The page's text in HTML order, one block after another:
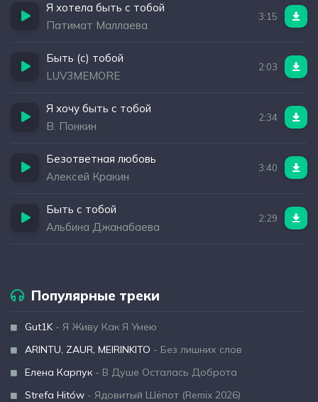
Я хотела быть с тобой
Патимат Маллаева
3:15
Быть (с) тобой
LUV3MEMORE
2:03
Я хочу быть с тобой
В. Понкин
2:34
Безответная любовь
Алексей Кракин
3:40
Быть с тобой
Альбина Джанабаева
2:29
Популярные треки
Gut1K- Я Живу Как Я Умею
ARINTU, ZAUR, MEIRINKITO - Без лишних слов
Елена Карпук - В Душе Осталась Доброта
Strefa Hitów - Ядовитый Шёпот (Remix 2026)